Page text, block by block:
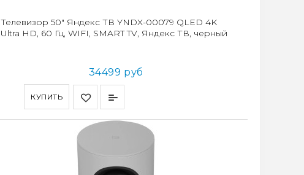
КУПИТЬ
Телевизор 50" Яндекс ТВ YNDX-00079 QLED 4K
Ultra HD, 60 Гц, WIFI, SMART TV, Яндекс ТВ, черный
34499 руб